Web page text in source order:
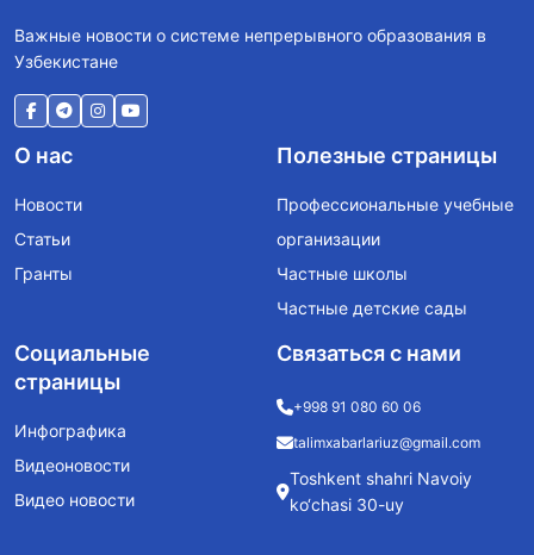
Важные новости о системе непрерывного образования в
Узбекистане
О нас
Новости
Статьи
Гранты
Полезные страницы
Профессиональные учебные
организации
Частные школы
Частные детские сады
Социальные
страницы
Инфографика
Видеоновости
Видео новости
Связаться с нами
+998 91 080 60 06
talimxabarlariuz@gmail.com
Toshkent shahri Navoiy
ko‘chasi 30-uy